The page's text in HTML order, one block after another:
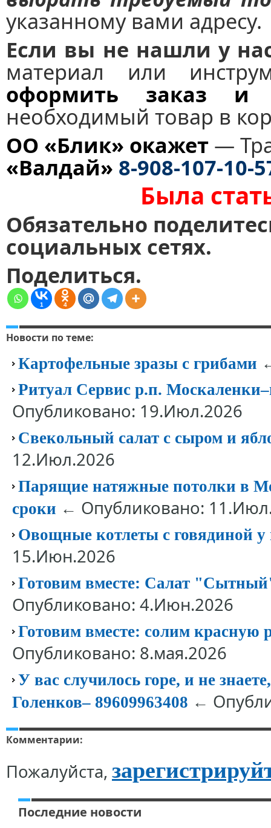
указанному вами адресу.
Если вы не нашли у
материал или
оформить заказ
необходимый товар в
ОО «Блик» окажет —
«Валдай» 8-908-107-10-
Была
Обязательно
социальных сетях.
Поделиться.
1 4
Новости по теме:
Картофельные зразы с грибами
Ритуал Сервис р.п.
Опубликовано: 19.Июл.2026
Свекольный салат с сыром и
12.Июл.2026
Парящие натяжные потолки в
сроки ← Опубликовано:
Овощные котлеты с говядиной у
15.Июн.2026
Готовим вместе: Салат
Опубликовано: 4.Июн.2026
Готовим вместе: солим красную
Опубликовано: 8.мая.2026
У вас случилось горе, и не
Голенков– 89609963408 ←
Комментарии:
Пожалуйста,
Последние новости